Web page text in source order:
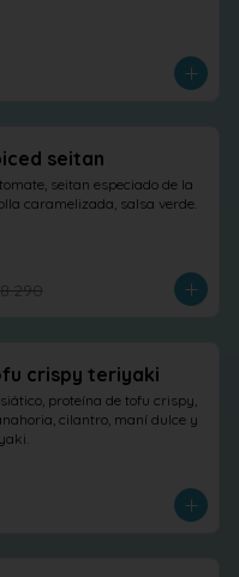
seitan
seitan especiado de la
caramelizada, salsa verde.
crispy teriyaki
proteína de tofu crispy,
cilantro, maní dulce y